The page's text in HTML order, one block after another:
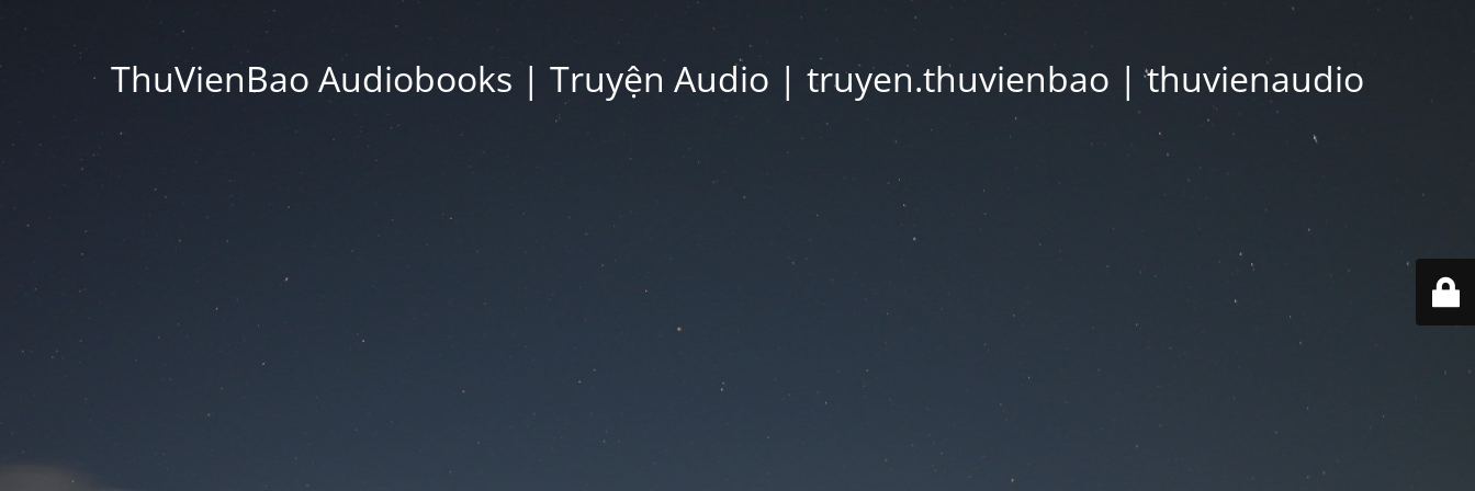
ThuVienBao Audiobooks | Truyện Audio | truyen.thuvienbao | thuvienaudio